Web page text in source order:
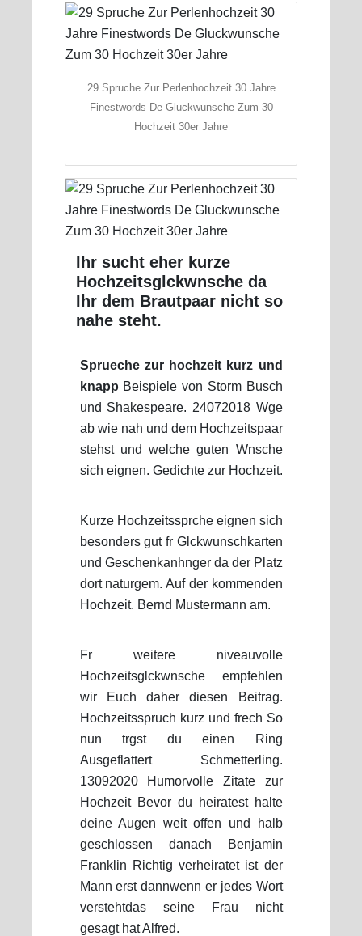
29 Spruche Zur Perlenhochzeit 30 Jahre
Finestwords De Gluckwunsche Zum 30
Hochzeit 30er Jahre
Ihr sucht eher kurze
Hochzeitsglckwnsche da
Ihr dem Brautpaar nicht so
nahe steht.
Sprueche zur hochzeit kurz und
knapp Beispiele von Storm Busch
und Shakespeare. 24072018 Wge
ab wie nah und dem Hochzeitspaar
stehst und welche guten Wnsche
sich eignen. Gedichte zur Hochzeit.
Kurze Hochzeitssprche eignen sich
besonders gut fr Glckwunschkarten
und Geschenkanhnger da der Platz
dort naturgem. Auf der kommenden
Hochzeit. Bernd Mustermann am.
Fr weitere niveauvolle
Hochzeitsglckwnsche empfehlen
wir Euch daher diesen Beitrag.
Hochzeitsspruch kurz und frech So
nun trgst du einen Ring
Ausgeflattert Schmetterling.
13092020 Humorvolle Zitate zur
Hochzeit Bevor du heiratest halte
deine Augen weit offen und halb
geschlossen danach Benjamin
Franklin Richtig verheiratet ist der
Mann erst dannwenn er jedes Wort
verstehtdas seine Frau nicht
gesagt hat Alfred.